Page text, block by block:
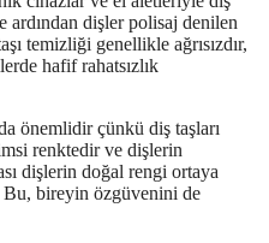
ardından dişler polisaj denilen
temizliği genellikle ağrısızdır,
hafif rahatsızlık
önemlidir çünkü diş taşları
renktedir ve dişlerin
dişlerin doğal rengi ortaya
Bu, bireyin özgüvenini de